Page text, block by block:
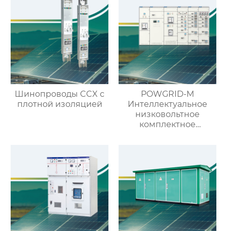
Шинопроводы CCX с
плотной изоляцией
POWGRID-M
Интеллектуальное
низковольтное
комплектное